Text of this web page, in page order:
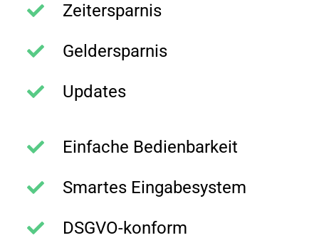
Zeitersparnis
Geldersparnis
Updates
Einfache Bedienbarkeit
Smartes Eingabesystem
DSGVO-konform